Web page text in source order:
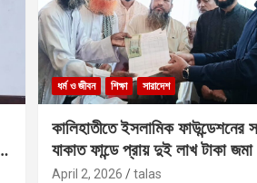
ধর্ম ও জীবন শিক্ষা সারাদেশ
কালিহাতীতে ইসলামিক ফাউন্ডেশনের
যাকাত ফান্ডে প্রায় দুই লাখ টাকা জমা
April 2, 2026 talas